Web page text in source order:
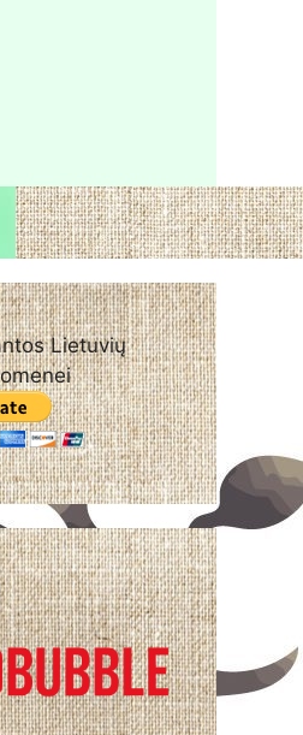
Lietuvių